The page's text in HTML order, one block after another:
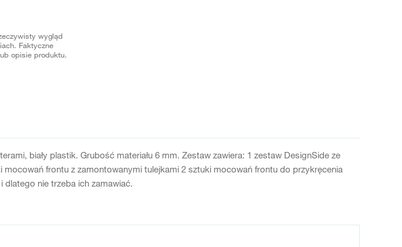
wygląd
Faktyczne
opisie produktu.
biały plastik. Grubość materiału 6 mm. Zestaw zawiera: 1 zestaw DesignSide ze
frontu z zamontowanymi tulejkami 2 sztuki mocowań frontu do przykręcenia
dlatego nie trzeba ich zamawiać.